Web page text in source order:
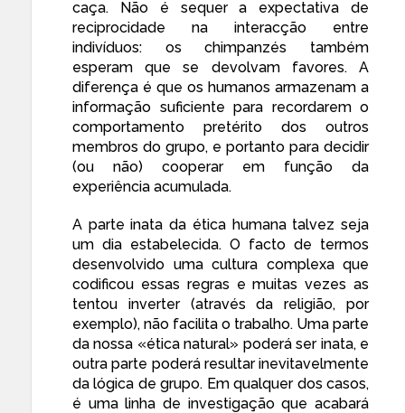
caça. Não é sequer a expectativa de
reciprocidade na interacção entre
indivíduos: os chimpanzés também
esperam que se devolvam favores. A
diferença é que os humanos armazenam a
informação suficiente para recordarem o
comportamento pretérito dos outros
membros do grupo, e portanto para decidir
(ou não) cooperar em função da
experiência acumulada.
A parte inata da ética humana talvez seja
um dia estabelecida. O facto de termos
desenvolvido uma cultura complexa que
codificou essas regras e muitas vezes as
tentou inverter (através da religião, por
exemplo), não facilita o trabalho. Uma parte
da nossa «ética natural» poderá ser inata, e
outra parte poderá resultar inevitavelmente
da lógica de grupo. Em qualquer dos casos,
é uma linha de investigação que acabará